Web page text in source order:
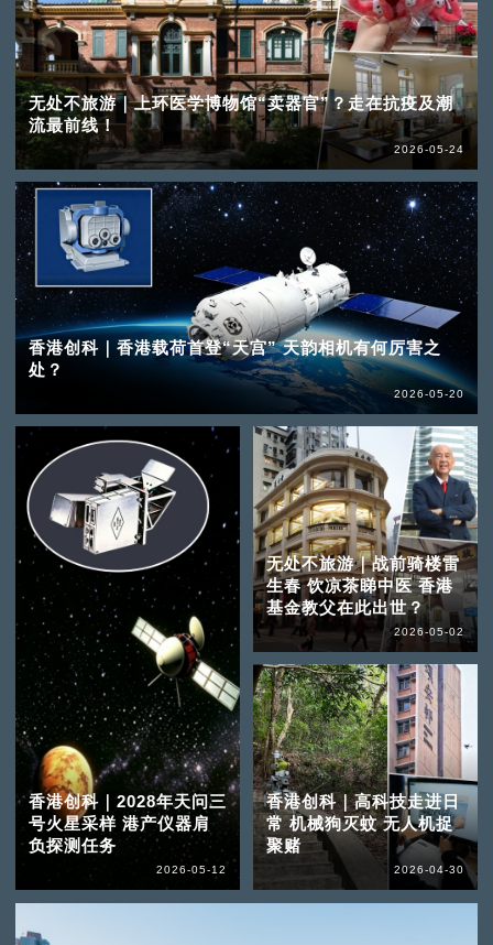
无处不旅游｜上环医学博物馆“卖器官”？走在抗疫及潮
流最前线！
2026-05-24
香港创科｜香港载荷首登“天宫” 天韵相机有何厉害之
处？
2026-05-20
香港创科｜2028年天问三
号火星采样 港产仪器肩
负探测任务
2026-05-12
无处不旅游｜战前骑楼雷
生春 饮凉茶睇中医 香港
基金教父在此出世？
2026-05-02
香港创科｜高科技走进日
常 机械狗灭蚊 无人机捉
聚赌
2026-04-30